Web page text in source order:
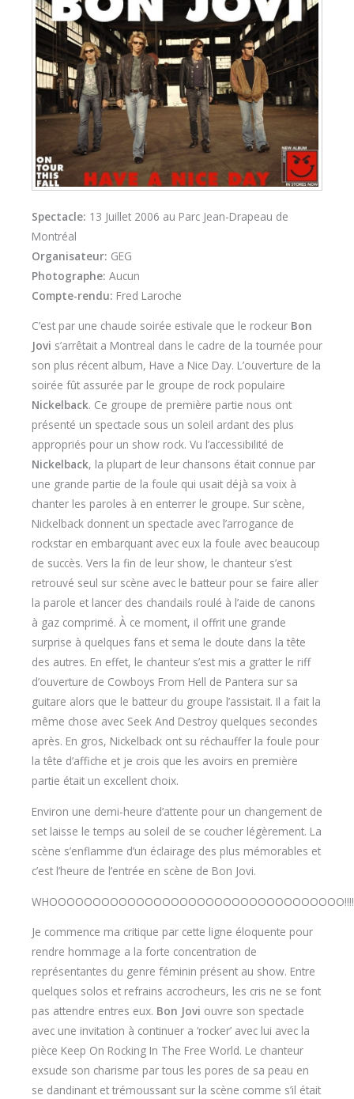
Spectacle: 13 Juillet 2006 au Parc Jean-Drapeau de
Montréal
Organisateur: GEG
Photographe: Aucun
Compte-rendu: Fred Laroche
C’est par une chaude soirée estivale que le rockeur Bon
Jovi s’arrêtait a Montreal dans le cadre de la tournée pour
son plus récent album, Have a Nice Day. L’ouverture de la
soirée fût assurée par le groupe de rock populaire
Nickelback. Ce groupe de première partie nous ont
présenté un spectacle sous un soleil ardant des plus
appropriés pour un show rock. Vu l’accessibilité de
Nickelback, la plupart de leur chansons était connue par
une grande partie de la foule qui usait déjà sa voix à
chanter les paroles à en enterrer le groupe. Sur scène,
Nickelback donnent un spectacle avec l’arrogance de
rockstar en embarquant avec eux la foule avec beaucoup
de succès. Vers la fin de leur show, le chanteur s’est
retrouvé seul sur scène avec le batteur pour se faire aller
la parole et lancer des chandails roulé à l’aide de canons
à gaz comprimé. À ce moment, il offrit une grande
surprise à quelques fans et sema le doute dans la tête
des autres. En effet, le chanteur s’est mis a gratter le riff
d’ouverture de Cowboys From Hell de Pantera sur sa
guitare alors que le batteur du groupe l’assistait. Il a fait la
même chose avec Seek And Destroy quelques secondes
après. En gros, Nickelback ont su réchauffer la foule pour
la tête d’affiche et je crois que les avoirs en première
partie était un excellent choix.
Environ une demi-heure d’attente pour un changement de
set laisse le temps au soleil de se coucher légèrement. La
scène s’enflamme d’un éclairage des plus mémorables et
c’est l’heure de l’entrée en scène de Bon Jovi.
Je commence ma critique par cette ligne éloquente pour
rendre hommage a la forte concentration de
représentantes du genre féminin présent au show. Entre
quelques solos et refrains accrocheurs, les cris ne se font
pas attendre entres eux. Bon Jovi ouvre son spectacle
avec une invitation à continuer a ‘rocker’ avec lui avec la
pièce Keep On Rocking In The Free World. Le chanteur
exsude son charisme par tous les pores de sa peau en
se dandinant et trémoussant sur la scène comme s’il était